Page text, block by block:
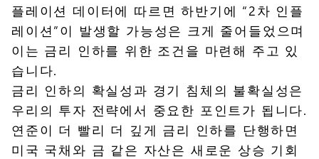
플레이션 데이터에 따르면 하반기에 “2차 인플
레이션”이 발생할 가능성은 크게 줄어들었으며
이는 금리 인하를 위한 조건을 마련해 주고 있
습니다.
금리 인하의 확실성과 경기 침체의 불확실성은
우리의 투자 전략에서 중요한 포인트가 됩니다.
연준이 더 빨리 더 깊게 금리 인하를 단행하면
미국 국채와 금 같은 자산은 새로운 상승 기회